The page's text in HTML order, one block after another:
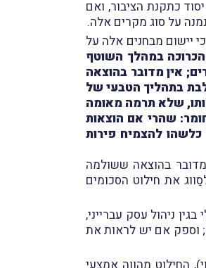
כתקנת הציבור, ואם
על סוג מקרים אלה.
יישום מבחנים אלה על
הכרוכה במהלך השוטף
אין מדובר בהוצאה
בתהליך הטבעי של
שלא תרמה מאומה
שהרי אם הוצאות
כלשהו להצמיח פירות
בהוצאה ששולמה
את חילוט הסכומים
ניהול עסק עברייני,
וספק אם יש לראות את